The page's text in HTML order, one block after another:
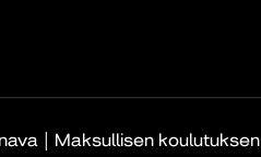
| Maksullisen koulutuksen